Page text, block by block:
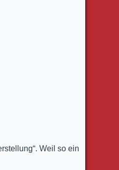
Weil so ein